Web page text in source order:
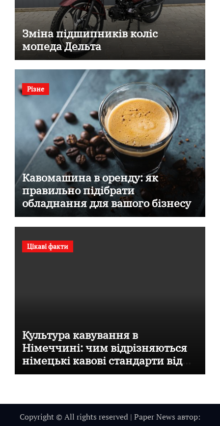
Зміна підшипників коліс
мопеда Дельта
Різне
Кавомашина в оренду: як
правильно підібрати
обладнання для вашого бізнесу
Цікаві факти
Культура кавування в
Німеччині: чим відрізняються
німецькі кавові стандарти від
італійських
Copyright © All rights reserved | Paper News автор: